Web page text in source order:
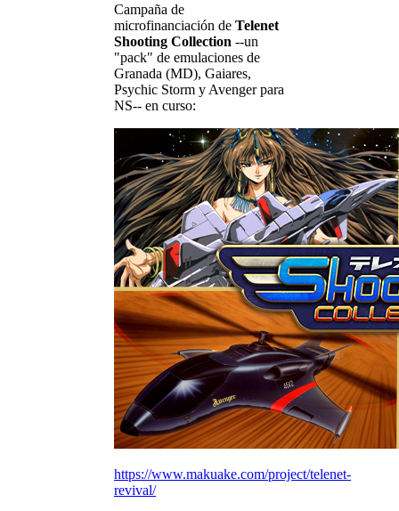
Campaña de
microfinanciación de Telenet
Shooting Collection --un
"pack" de emulaciones de
Granada (MD), Gaiares,
Psychic Storm y Avenger para
NS-- en curso:
https://www.makuake.com/project/telenet-
revival/